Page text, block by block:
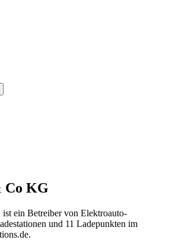
Co KG
ein Betreiber von Elektroauto-
und 11 Ladepunkten im